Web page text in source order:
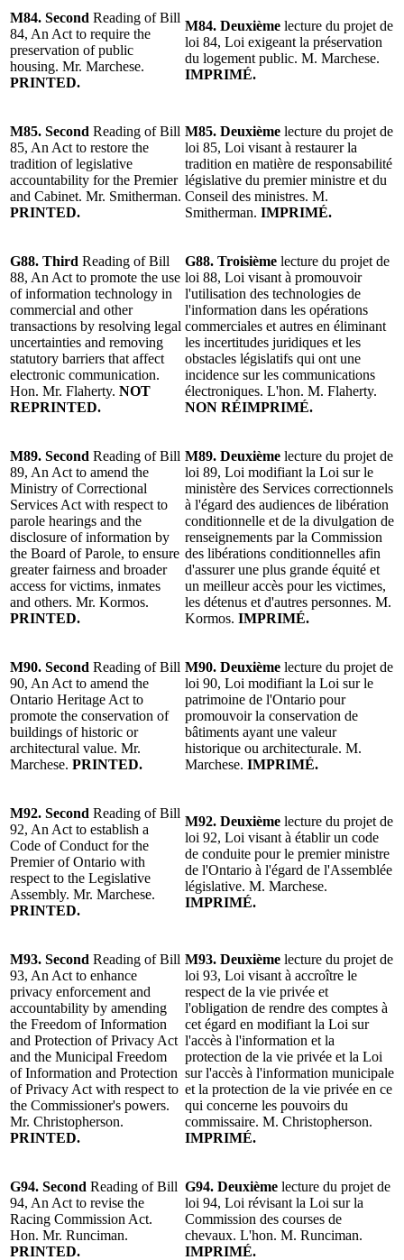
M84. Second Reading of Bill
84, An Act to require the
preservation of public
housing. Mr. Marchese.
PRINTED.
M84. Deuxième lecture du projet de
loi 84, Loi exigeant la préservation
du logement public. M. Marchese.
IMPRIMÉ.
M85. Second Reading of Bill
85, An Act to restore the
tradition of legislative
accountability for the Premier
and Cabinet. Mr. Smitherman.
PRINTED.
M85. Deuxième lecture du projet de
loi 85, Loi visant à restaurer la
tradition en matière de responsabilité
législative du premier ministre et du
Conseil des ministres. M.
Smitherman. IMPRIMÉ.
G88. Third Reading of Bill
88, An Act to promote the use
of information technology in
commercial and other
transactions by resolving legal
uncertainties and removing
statutory barriers that affect
electronic communication.
Hon. Mr. Flaherty. NOT
REPRINTED.
G88. Troisième lecture du projet de
loi 88, Loi visant à promouvoir
l'utilisation des technologies de
l'information dans les opérations
commerciales et autres en éliminant
les incertitudes juridiques et les
obstacles législatifs qui ont une
incidence sur les communications
électroniques. L'hon. M. Flaherty.
NON RÉIMPRIMÉ.
M89. Second Reading of Bill
89, An Act to amend the
Ministry of Correctional
Services Act with respect to
parole hearings and the
disclosure of information by
the Board of Parole, to ensure
greater fairness and broader
access for victims, inmates
and others. Mr. Kormos.
PRINTED.
M89. Deuxième lecture du projet de
loi 89, Loi modifiant la Loi sur le
ministère des Services correctionnels
à l'égard des audiences de libération
conditionnelle et de la divulgation de
renseignements par la Commission
des libérations conditionnelles afin
d'assurer une plus grande équité et
un meilleur accès pour les victimes,
les détenus et d'autres personnes. M.
Kormos. IMPRIMÉ.
M90. Second Reading of Bill
90, An Act to amend the
Ontario Heritage Act to
promote the conservation of
buildings of historic or
architectural value. Mr.
Marchese. PRINTED.
M90. Deuxième lecture du projet de
loi 90, Loi modifiant la Loi sur le
patrimoine de l'Ontario pour
promouvoir la conservation de
bâtiments ayant une valeur
historique ou architecturale. M.
Marchese. IMPRIMÉ.
M92. Second Reading of Bill
92, An Act to establish a
Code of Conduct for the
Premier of Ontario with
respect to the Legislative
Assembly. Mr. Marchese.
PRINTED.
M92. Deuxième lecture du projet de
loi 92, Loi visant à établir un code
de conduite pour le premier ministre
de l'Ontario à l'égard de l'Assemblée
législative. M. Marchese.
IMPRIMÉ.
M93. Second Reading of Bill
93, An Act to enhance
privacy enforcement and
accountability by amending
the Freedom of Information
and Protection of Privacy Act
and the Municipal Freedom
of Information and Protection
of Privacy Act with respect to
the Commissioner's powers.
Mr. Christopherson.
PRINTED.
M93. Deuxième lecture du projet de
loi 93, Loi visant à accroître le
respect de la vie privée et
l'obligation de rendre des comptes à
cet égard en modifiant la Loi sur
l'accès à l'information et la
protection de la vie privée et la Loi
sur l'accès à l'information municipale
et la protection de la vie privée en ce
qui concerne les pouvoirs du
commissaire. M. Christopherson.
IMPRIMÉ.
G94. Second Reading of Bill
94, An Act to revise the
Racing Commission Act.
Hon. Mr. Runciman.
PRINTED.
G94. Deuxième lecture du projet de
loi 94, Loi révisant la Loi sur la
Commission des courses de
chevaux. L'hon. M. Runciman.
IMPRIMÉ.